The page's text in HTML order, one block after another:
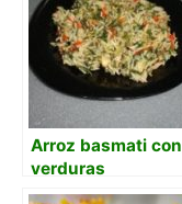
Arroz basmati con
verduras